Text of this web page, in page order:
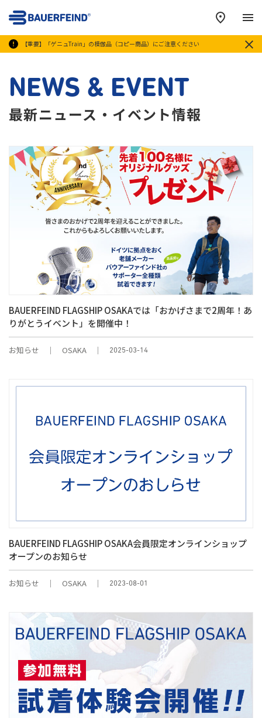
【重要】「ゲニュTrain」の模倣品（コピー商品）にご注意ください
メ
NEWS & EVENT
最新ニュース・イベント情報
BAUERFEIND FLAGSHIP OSAKAでは「おかげさまで2周年！あ
りがとうイベント」を開催中！
お知らせ OSAKA 2025-03-14
BAUERFEIND FLAGSHIP OSAKA会員限定オンラインショップ
オープンのお知らせ
お知らせ OSAKA 2023-08-01